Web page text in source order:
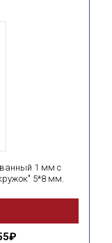
1 мм с
5*8 мм.